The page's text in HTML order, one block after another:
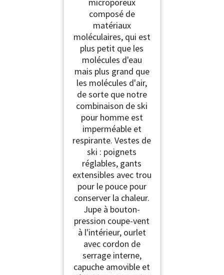
composé de
matériaux
moléculaires, qui est
plus petit que les
molécules d'eau
mais plus grand que
les molécules d'air,
de sorte que notre
combinaison de ski
pour homme est
imperméable et
respirante. Vestes de
ski : poignets
réglables, gants
extensibles avec trou
pour le pouce pour
conserver la chaleur.
Jupe à bouton-
pression coupe-vent
à l'intérieur, ourlet
avec cordon de
serrage interne,
capuche amovible et